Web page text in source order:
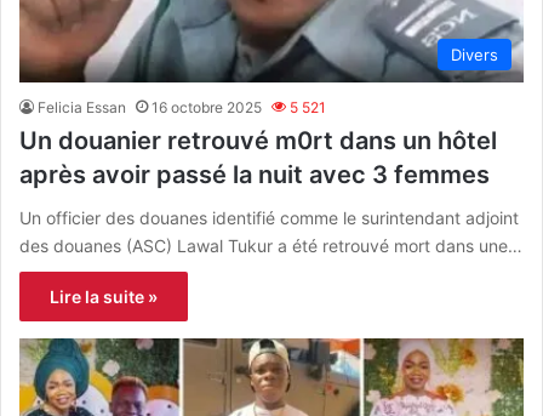
Divers
Felicia Essan 16 octobre 2025 5 521
Un douanier retrouvé m0rt dans un hôtel
après avoir passé la nuit avec 3 femmes
Un officier des douanes identifié comme le surintendant adjoint
des douanes (ASC) Lawal Tukur a été retrouvé mort dans une…
Lire la suite »